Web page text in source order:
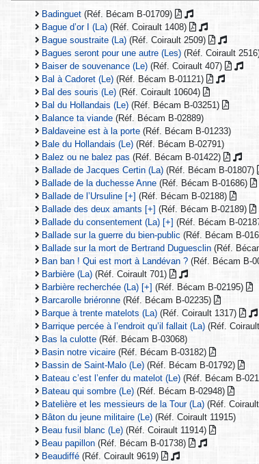
Badinguet (Réf. Bécam B-01709)
Bague d’or I (La) (Réf. Coirault 1408)
Bague soustraite (La) (Réf. Coirault 2509)
Bagues seront pour une autre (Les) (Réf. Coirault
Baiser de souvenance (Le) (Réf. Coirault 407)
Bal à Cadoret (Le) (Réf. Bécam B-01121)
Bal des souris (Le) (Réf. Coirault 10604)
Bal du Hollandais (Le) (Réf. Bécam B-03251)
Balance ta viande (Réf. Bécam B-02889)
Baldaveine est à la porte (Réf. Bécam B-01233)
Bale du Hollandais (Le) (Réf. Bécam B-02791)
Balez ou ne balez pas (Réf. Bécam B-01422)
Ballade de Jacques Certin (La) (Réf. Bécam B-01807)
Ballade de la duchesse Anne (Réf. Bécam B-01686)
Ballade de l’Ursuline [+] (Réf. Bécam B-02188)
Ballade des deux amants [+] (Réf. Bécam B-02189)
Ballade du consentement (La) [+] (Réf. Bécam B-
Ballade sur la guerre du bien-public (Réf. Bécam B-
Ballade sur la mort de Bertrand Duguesclin (Réf.
Ban ban ! Qui est mort à Landévan ? (Réf. Bécam B-
Barbière (La) (Réf. Coirault 701)
Barbière recherchée (La) [+] (Réf. Bécam B-02195)
Barcarolle briéronne (Réf. Bécam B-02235)
Barque à trente matelots (La) (Réf. Coirault 1317)
Barrique percée à l’endroit qu’il fallait (La) (Réf.
Bas la culotte (Réf. Bécam B-03068)
Basin notre vicaire (Réf. Bécam B-03182)
Bassin de Saint-Malo (Le) (Réf. Bécam B-01792)
Bateau c’est l’enfer du matelot (Le) (Réf. Bécam B-
Bateau qui sombre (Le) (Réf. Bécam B-02948)
Batelière et les messieurs de la Tour (La) (Réf.
Bâton du jeune militaire (Le) (Réf. Coirault 11915)
Beau fusil blanc (Le) (Réf. Coirault 11914)
Beau papillon (Réf. Bécam B-01738)
Beaudiffé (Réf. Coirault 9619)